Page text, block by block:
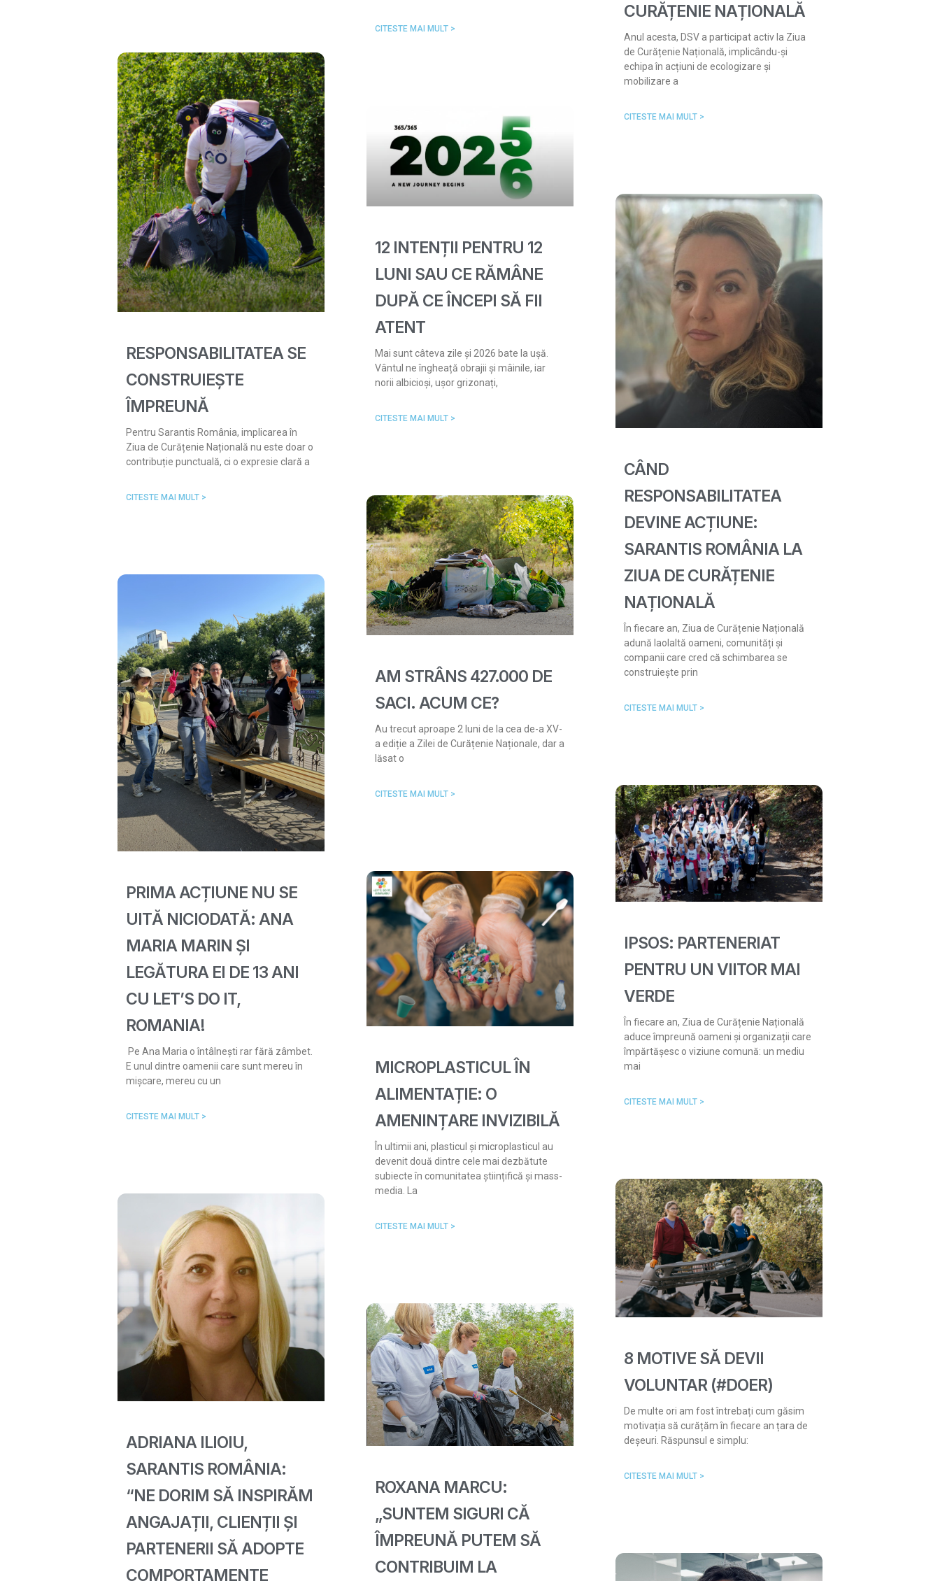
CITESTE MAI MULT >
CURĂȚENIE NAȚIONALĂ
Anul acesta, DSV a participat activ la Ziua
de Curățenie Națională, implicându-și
echipa în acțiuni de ecologizare și
mobilizare a
CITESTE MAI MULT >
RESPONSABILITATEA SE
CONSTRUIEȘTE
ÎMPREUNĂ
Pentru Sarantis România, implicarea în
Ziua de Curățenie Națională nu este doar o
contribuție punctuală, ci o expresie clară a
CITESTE MAI MULT >
12 INTENȚII PENTRU 12
LUNI SAU CE RĂMÂNE
DUPĂ CE ÎNCEPI SĂ FII
ATENT
Mai sunt câteva zile și 2026 bate la ușă.
Vântul ne îngheață obrajii și mâinile, iar
norii albicioși, ușor grizonați,
CITESTE MAI MULT >
CÂND
RESPONSABILITATEA
DEVINE ACȚIUNE:
SARANTIS ROMÂNIA LA
ZIUA DE CURĂȚENIE
NAȚIONALĂ
În fiecare an, Ziua de Curățenie Națională
adună laolaltă oameni, comunități și
companii care cred că schimbarea se
construiește prin
CITESTE MAI MULT >
PRIMA ACȚIUNE NU SE
UITĂ NICIODATĂ: ANA
MARIA MARIN ȘI
LEGĂTURA EI DE 13 ANI
CU LET’S DO IT,
ROMANIA!
Pe Ana Maria o întâlnești rar fără zâmbet.
E unul dintre oamenii care sunt mereu în
mișcare, mereu cu un
CITESTE MAI MULT >
AM STRÂNS 427.000 DE
SACI. ACUM CE?
Au trecut aproape 2 luni de la cea de-a XV-
a ediție a Zilei de Curățenie Naționale, dar a
lăsat o
CITESTE MAI MULT >
IPSOS: PARTENERIAT
PENTRU UN VIITOR MAI
VERDE
În fiecare an, Ziua de Curățenie Națională
aduce împreună oameni și organizații care
împărtășesc o viziune comună: un mediu
mai
CITESTE MAI MULT >
ADRIANA ILIOIU,
SARANTIS ROMÂNIA:
“NE DORIM SĂ INSPIRĂM
ANGAJAȚII, CLIENȚII ȘI
PARTENERII SĂ ADOPTE
COMPORTAMENTE
MICROPLASTICUL ÎN
ALIMENTAȚIE: O
AMENINȚARE INVIZIBILĂ
În ultimii ani, plasticul și microplasticul au
devenit două dintre cele mai dezbătute
subiecte în comunitatea științifică și mass-
media. La
CITESTE MAI MULT >
8 MOTIVE SĂ DEVII
VOLUNTAR (#DOER)
De multe ori am fost întrebați cum găsim
motivația să curățăm în fiecare an țara de
deșeuri. Răspunsul e simplu:
CITESTE MAI MULT >
ROXANA MARCU:
„SUNTEM SIGURI CĂ
ÎMPREUNĂ PUTEM SĂ
CONTRIBUIM LA